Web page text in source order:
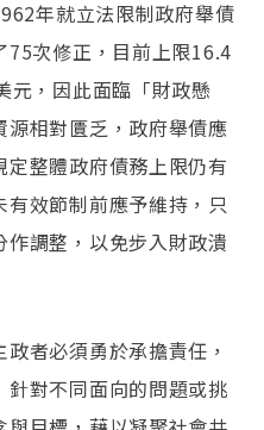
年就立法限制政府舉債
75次修正，目前上限16.4
元，因此面臨「財政懸
相對匱乏，政府舉債應
整體政府債務上限仍有
效節制前應予維持，只
調整，以免步入財政潰
者必須勇於承擔責任，
對不同面向的問題或挑